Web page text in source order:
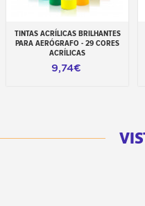
Adicionar ao carrinho
TINTAS ACRÍLICAS BRILHANTES
PARA AERÓGRAFO - 29 CORES
ACRÍLICAS
9,74€